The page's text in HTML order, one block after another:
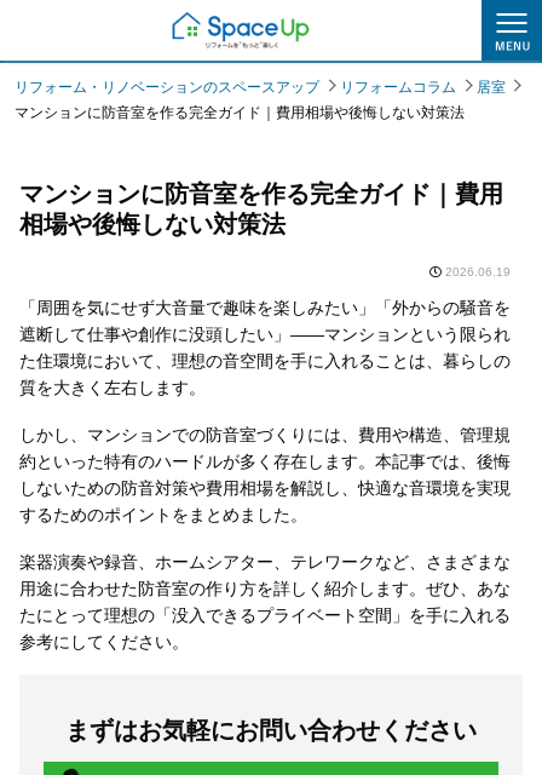
リフォームコラム
リフォーム・リノベーションのスペースアップ リフォームコラム
居室
マンションに防音室を作る完全ガイド｜費用相場や後悔しない対策法
マンションに防音室を作る完全ガイド｜費用
相場や後悔しない対策法
2026.06.19
「周囲を気にせず大音量で趣味を楽しみたい」「外からの騒音を
遮断して仕事や創作に没頭したい」――マンションという限られ
た住環境において、理想の音空間を手に入れることは、暮らしの
質を大きく左右します。
しかし、マンションでの防音室づくりには、費用や構造、管理規
約といった特有のハードルが多く存在します。本記事では、後悔
しないための防音対策や費用相場を解説し、快適な音環境を実現
するためのポイントをまとめました。
楽器演奏や録音、ホームシアター、テレワークなど、さまざまな
用途に合わせた防音室の作り方を詳しく紹介します。ぜひ、あな
たにとって理想の「没入できるプライベート空間」を手に入れる
参考にしてください。
まずはお気軽にお問い合わせください